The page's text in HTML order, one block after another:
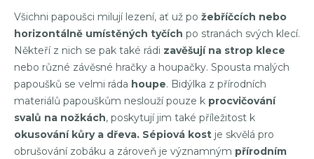
Všichni papoušci milují lezení, ať už po žebříčcích nebo
horizontálně umístěných tyčích po stranách svých klecí.
Někteří z nich se pak také rádi zavěšují na strop klece
nebo různé závěsné hračky a houpačky. Spousta malých
papoušků se velmi ráda houpe. Bidýlka z přírodních
materiálů papouškům neslouží pouze k procvičování
svalů na nožkách, poskytují jim také příležitost k
okusování kůry a dřeva. Sépiová kostje skvělá pro
obrušování zobáku a zároveň je významným přírodním